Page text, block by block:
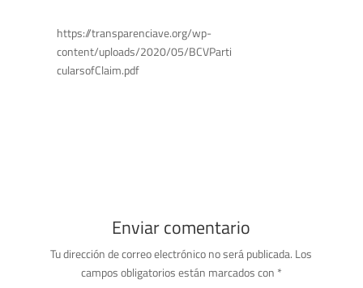
https://transparenciave.org/wp-
content/uploads/2020/05/BCVParti
cularsofClaim.pdf
Enviar comentario
Tu dirección de correo electrónico no será publicada. Los
campos obligatorios están marcados con *